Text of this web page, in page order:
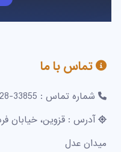
تماس با ما
شماره تماس : 33855-028
آدرس : قزوین، خیابان
میدان عدل